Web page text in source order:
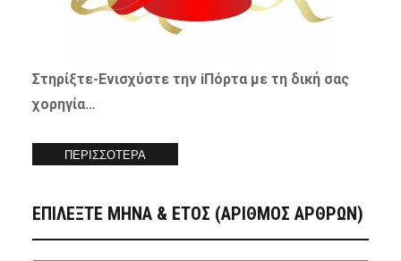
Στηρίξτε-Ενισχύστετην iΠόρτα με τη δική σας
χορηγία…
ΠΕΡΙΣΣΟΤΕΡΑ
ΕΠΙΛΕΞΤΕ ΜΗΝΑ & ΕΤΟΣ (ΑΡΙΘΜΟΣ ΑΡΘΡΩΝ)